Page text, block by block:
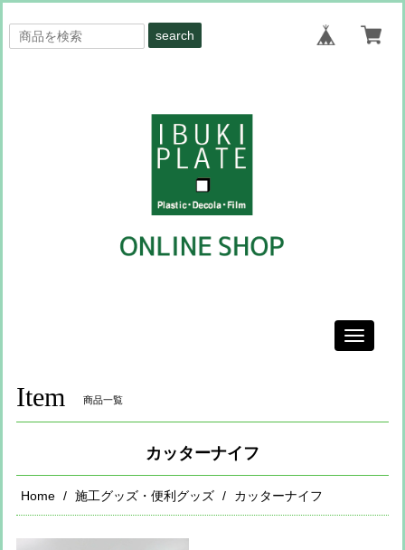
search
Toggle
Item 商品一覧
カッターナイフ
Home 施工グッズ・便利グッズ カッターナイフ